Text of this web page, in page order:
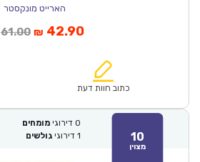
הארייט מונקסטר
61.00המחיר
₪61.00.
₪ 42.90המחיר
הוא:
כתוב חוות דעת
10
מצוין
0 דירוגי מומחים
1 דירוגי גולשים